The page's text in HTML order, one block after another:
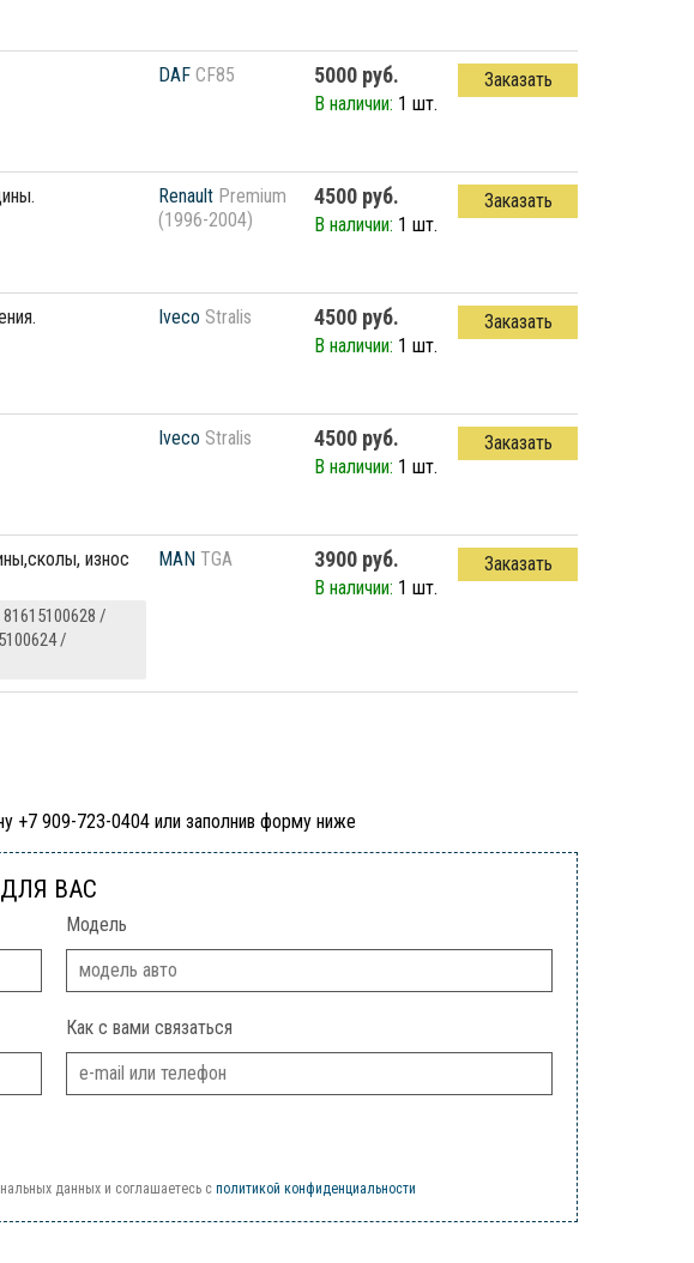
DAF CF85 5000 руб.
В наличии: 1 шт.
Заказать
Renault Premium
(1996-2004)
4500 руб.
В наличии: 1 шт.
Заказать
Iveco Stralis 4500 руб.
В наличии: 1 шт.
Заказать
Iveco Stralis 4500 руб.
В наличии: 1 шт.
Заказать
/
/
MAN TGA 3900 руб.
В наличии: 1 шт.
Заказать
+7 909-723-0404 или заполнив форму ниже
ВАС
Модель
Как с вами связаться
данных и соглашаетесь c политикой конфиденциальности